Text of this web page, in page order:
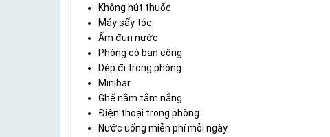
Không hút thuốc
Máy sấy tóc
Ấm đun nước
Phòng có ban công
Dép đi trong phòng
Minibar
Ghế nằm tắm nắng
Điện thoại trong phòng
Nước uống miễn phí mỗi ngày